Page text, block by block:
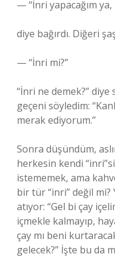
— “İnri yapacağım
diye bağırdı. Diğeri
— “İnri mi?”
“İnri ne demek?”
geçeni söyledim:
merak ediyorum.”
Sonra düşündüm,
herkesin kendi
istememek, ama
bir tür “inri” değil mi?
atıyor: “Gel bi çay
içmekle kalmayıp,
çay mı beni
gelecek?” İşte bu da